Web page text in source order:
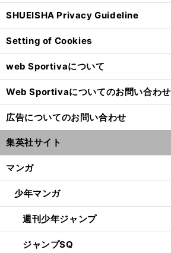
SHUEISHA Privacy Guideline
Setting of Cookies
web Sportivaについて
Web Sportivaについてのお問い合わせ
広告についてのお問い合わせ
集英社サイト
マンガ
少年マンガ
週刊少年ジャンプ
ジャンプSQ